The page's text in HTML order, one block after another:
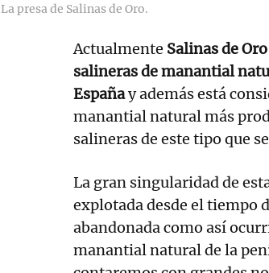
La presa de Salinas de Oro.
Actualmente Salinas de
salineras de manantial
Españay además está
manantial natural más
salineras de este tipo que
La gran singularidad de
explotada desde el tiempo
abandonada como así
manantial natural de la